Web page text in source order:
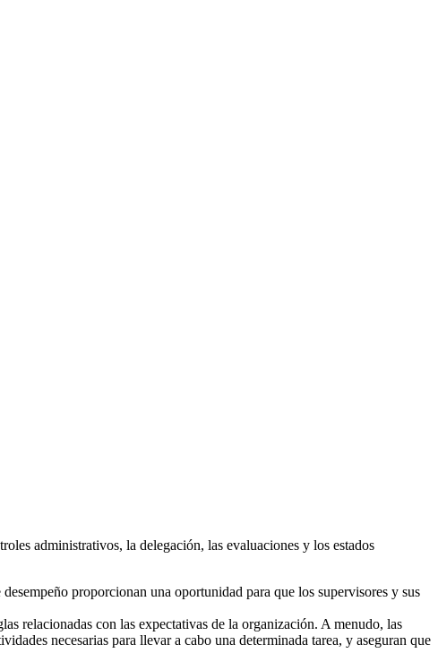
administrativos, la delegación, las evaluaciones y los estados
proporcionan una oportunidad para que los supervisores y sus
relacionadas con las expectativas de la organización. A menudo, las
necesarias para llevar a cabo una determinada tarea, y aseguran que